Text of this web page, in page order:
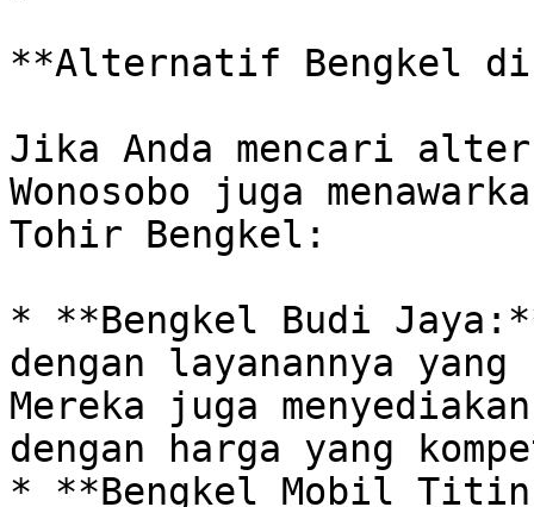
**Alternatif Bengkel di
Jika Anda mencari
Wonosobo juga
Tohir Bengkel:
* **Bengkel Budi
dengan layanannya
Mereka juga
dengan harga yang
* **Bengkel Mobil